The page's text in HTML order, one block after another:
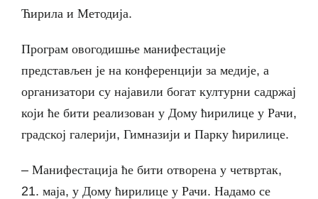
Ћирила и Методија.
Програм овогодишње манифестације
представљен је на конференцији за медије, а
организатори су најавили богат културни садржај
који ће бити реализован у Дому ћирилице у Рачи,
градској галерији, Гимназији и Парку ћирилице.
– Манифестација ће бити отворена у четвртак,
21. маја, у Дому ћирилице у Рачи. Надамо се